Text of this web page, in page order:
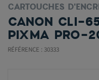
CARTOUCHES
CANON CLI-
PIXMA PRO-
RÉFÉRENCE : 30333